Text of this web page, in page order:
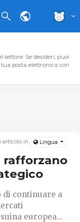
Se desideri, puoi
posta elettronica con
articolo in: Lingua
rafforzano
di continuare a
europea...